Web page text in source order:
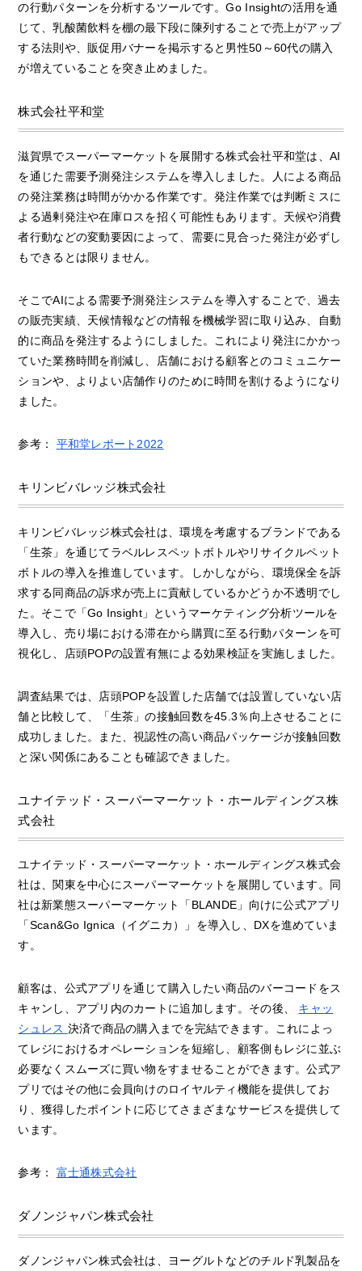
の行動パターンを分析するツールです。Go Insightの活用を通
じて、乳酸菌飲料を棚の最下段に陳列することで売上がアップ
する法則や、販促用バナーを掲示すると男性50～60代の購入
が増えていることを突き止めました。
株式会社平和堂
滋賀県でスーパーマーケットを展開する株式会社平和堂は、AI
を通じた需要予測発注システムを導入しました。人による商品
の発注業務は時間がかかる作業です。発注作業では判断ミスに
よる過剰発注や在庫ロスを招く可能性もあります。天候や消費
者行動などの変動要因によって、需要に見合った発注が必ずし
もできるとは限りません。
そこでAIによる需要予測発注システムを導入することで、過去
の販売実績、天候情報などの情報を機械学習に取り込み、自動
的に商品を発注するようにしました。これにより発注にかかっ
ていた業務時間を削減し、店舗における顧客とのコミュニケー
ションや、よりよい店舗作りのために時間を割けるようになり
ました。
参考： 平和堂レポート2022
キリンビバレッジ株式会社
キリンビバレッジ株式会社は、環境を考慮するブランドである
「生茶」を通じてラベルレスペットボトルやリサイクルペット
ボトルの導入を推進しています。しかしながら、環境保全を訴
求する同商品の訴求が売上に貢献しているかどうか不透明でし
た。そこで「Go Insight」というマーケティング分析ツールを
導入し、売り場における滞在から購買に至る行動パターンを可
視化し、店頭POPの設置有無による効果検証を実施しました。
調査結果では、店頭POPを設置した店舗では設置していない店
舗と比較して、「生茶」の接触回数を45.3％向上させることに
成功しました。また、視認性の高い商品パッケージが接触回数
と深い関係にあることも確認できました。
ユナイテッド・スーパーマーケット・ホールディングス株
式会社
ユナイテッド・スーパーマーケット・ホールディングス株式会
社は、関東を中心にスーパーマーケットを展開しています。同
社は新業態スーパーマーケット「BLANDE」向けに公式アプリ
「Scan&Go Ignica（イグニカ）」を導入し、DXを進めていま
す。
顧客は、公式アプリを通じて購入したい商品のバーコードをス
キャンし、アプリ内のカートに追加します。その後、 キャッ
シュレス 決済で商品の購入までを完結できます。これによっ
てレジにおけるオペレーションを短縮し、顧客側もレジに並ぶ
必要なくスムーズに買い物をすませることができます。公式ア
プリではその他に会員向けのロイヤルティ機能を提供してお
り、獲得したポイントに応じてさまざまなサービスを提供して
います。
参考： 富士通株式会社
ダノンジャパン株式会社
ダノンジャパン株式会社は、ヨーグルトなどのチルド乳製品を